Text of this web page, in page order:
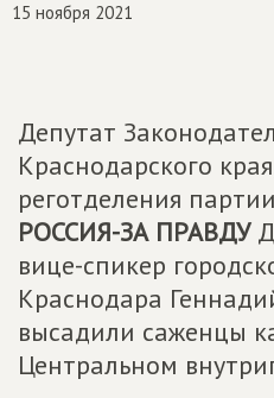
15 ноября 2021
Депутат
Краснодарского
реготделения партии
РОССИЯ-ЗА ПРАВДУ
вице-спикер
Краснодара
высадили саженцы
Центральном